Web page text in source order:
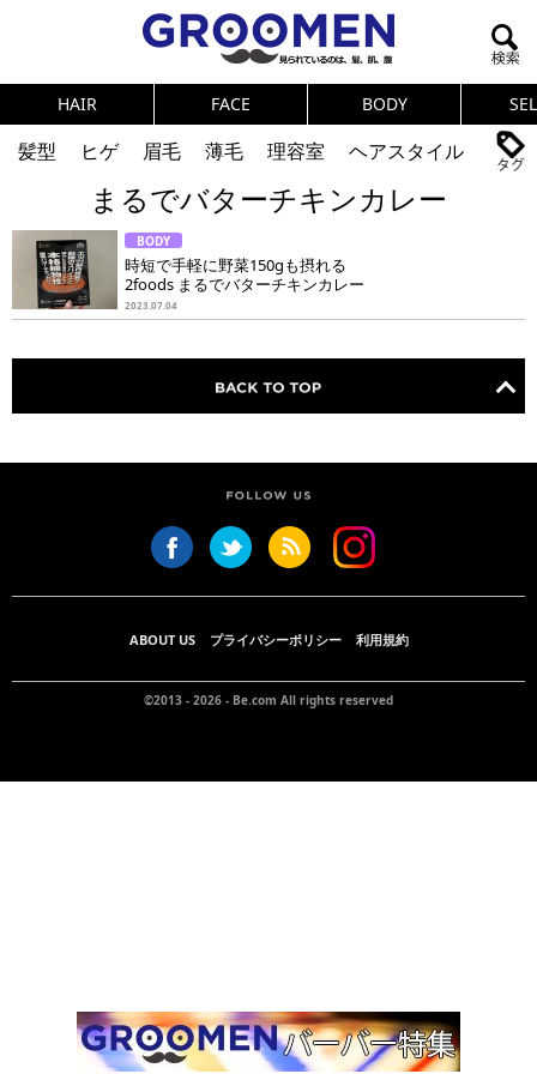
HAIR FACE BODY
髪型 ヒゲ 眉毛 薄毛 理容室
ヘアスタイル
ヘアカタログ
体臭 ニオイ
連載
メンズコスメ
NEWS PICK UP 筋肉
テストステロン
海外セレブ
健康
スキンケア 食事
調査結果
トレーニング
好印象な男
頭皮ケア
ダイエット
理容室
まるでバターチキンカレー
BODY
時短で手軽に野菜150gも摂れる
2foods まるでバターチキンカレー
2023.07.04
ABOUT US プライバシーポリシー 利用規約
©2013 - 2026 - Be.com All rights reserved